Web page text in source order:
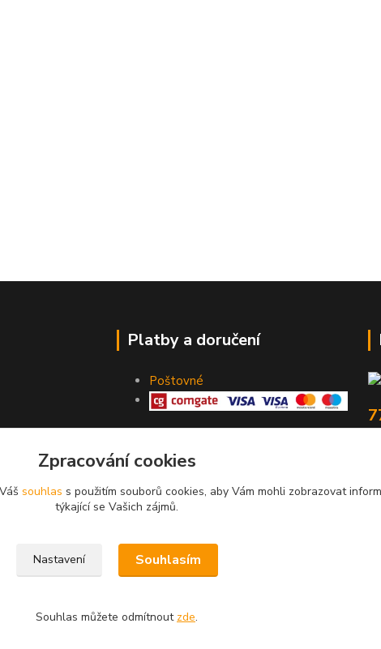
Platby a doručení
Poštovné
Zpracování cookies
souhlas s použitím souborů cookies, aby Vám mohli zobrazovat
týkající se Vašich zájmů.
Nastavení Souhlasím
Souhlas můžete odmítnout zde.